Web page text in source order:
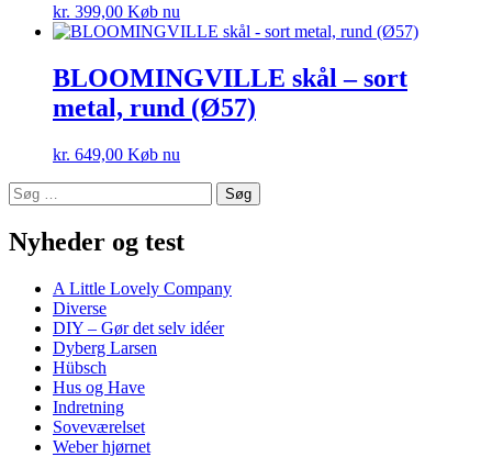
kr. 399,00 Køb nu
BLOOMINGVILLE skål – sort
metal, rund (Ø57)
kr. 649,00 Køb nu
Søg
efter:
Nyheder og test
A Little Lovely Company
Diverse
DIY – Gør det selv idéer
Dyberg Larsen
Hübsch
Hus og Have
Indretning
Soveværelset
Weber hjørnet